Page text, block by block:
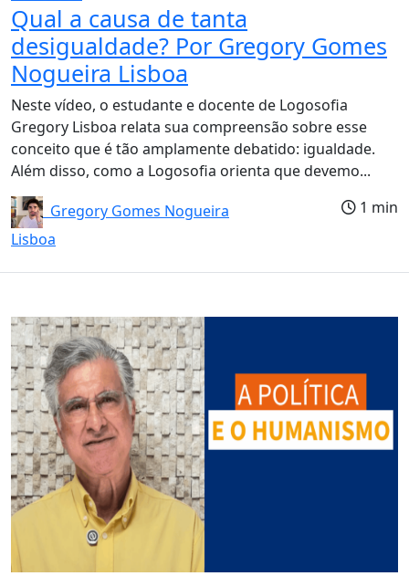
Qual a causa de tanta
desigualdade? Por Gregory Gomes
Nogueira Lisboa
Neste vídeo, o estudante e docente de Logosofia
Gregory Lisboa relata sua compreensão sobre esse
conceito que é tão amplamente debatido: igualdade.
Além disso, como a Logosofia orienta que devemo...
Gregory Gomes Nogueira
Lisboa
1 min